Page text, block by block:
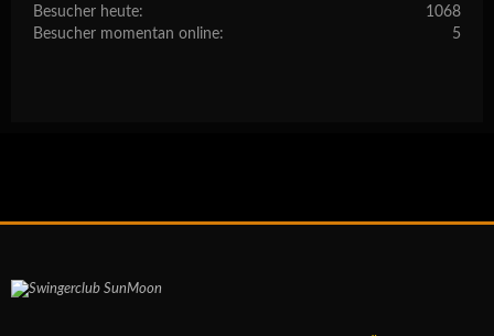
1068
Besucher heute:
5
Besucher momentan online: